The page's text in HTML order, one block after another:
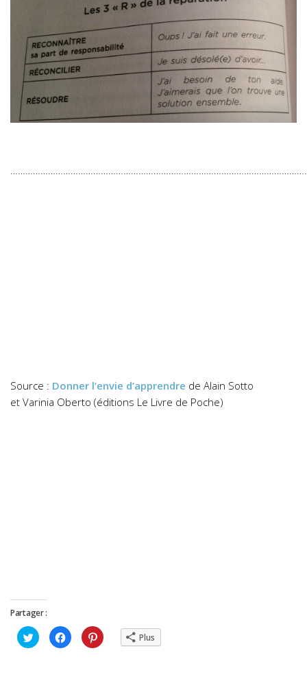
Source : Donner l’envie d’apprendre de Alain Sotto
et Varinia Oberto (éditions Le Livre de Poche)
Partager :
Cliquez
pour
partager
Cliquez
pour
partager
Cliquez
pour Plus